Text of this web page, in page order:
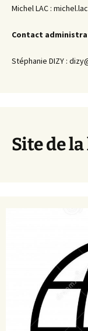
Michel LAC :
Contact
Stéphanie DIZY :
Site de